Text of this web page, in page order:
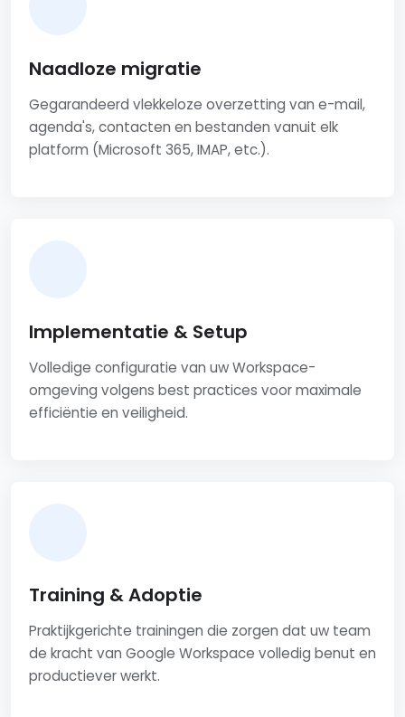
Naadloze migratie
Gegarandeerd vlekkeloze overzetting van e-mail,
agenda's, contacten en bestanden vanuit elk
platform (Microsoft 365, IMAP, etc.).
Implementatie & Setup
Volledige configuratie van uw Workspace-
omgeving volgens best practices voor maximale
efficiëntie en veiligheid.
Training & Adoptie
Praktijkgerichte trainingen die zorgen dat uw team
de kracht van Google Workspace volledig benut en
productiever werkt.